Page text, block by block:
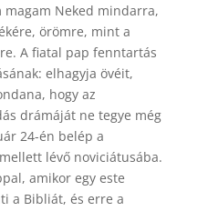
magam Neked mindarra,
örömre, mint a
A fiatal pap fenntartás
elhagyja övéit,
hogy az
drámáját ne tegye még
24-én belép a
lévő noviciátusába.
amikor egy este
a Bibliát, és erre a